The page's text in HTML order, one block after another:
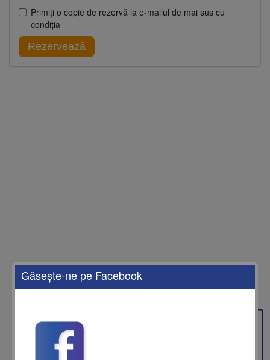
Primiţi o copie de rezervă la e-mailul de mai sus cu
condiţia
Rezervează
Găseşte-ne pe Facebook